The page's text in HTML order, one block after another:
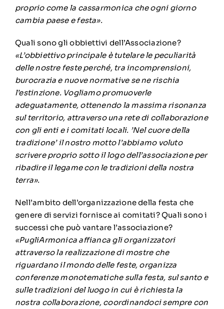
proprio come la cassarmonica che ogni giorno
cambia paese e festa».
Quali sono gli obbiettivi dell’Associazione?
«L’obbiettivo principale è tutelare le peculiarità
delle nostre feste perché, tra incomprensioni,
burocrazia e nuove normative se ne rischia
l’estinzione. Vogliamo promuoverle
adeguatamente, ottenendo la massima risonanza
sul territorio, attraverso una rete di collaborazione
con gli enti e i comitati locali. ’Nel cuore della
tradizione’ il nostro motto l’abbiamo voluto
scrivere proprio sotto il logo dell’associazione per
ribadire il legame con le tradizioni della nostra
terra».
Nell’ambito dell’organizzazione della festa che
genere di servizi fornisce ai comitati? Quali sono i
successi che può vantare l’associazione?
«PugliArmonica affianca gli organizzatori
attraverso la realizzazione di mostre che
riguardano il mondo delle feste, organizza
conferenze monotematiche sulla festa, sul santo e
sulle tradizioni del luogo in cui è richiesta la
nostra collaborazione, coordinandoci sempre con